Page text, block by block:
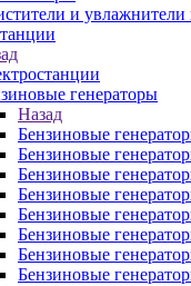
и увлажнители
генераторы
Назад
Бензиновые
Бензиновые
Бензиновые
Бензиновые
Бензиновые
Бензиновые
Бензиновые
Бензиновые